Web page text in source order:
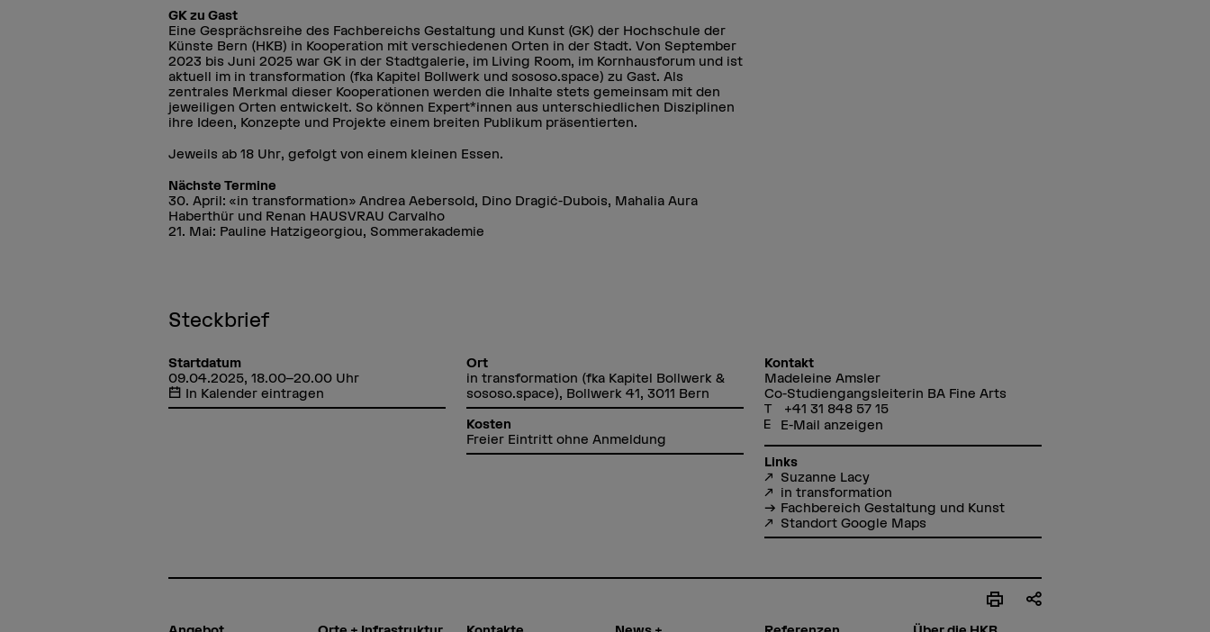
GK zu Gast
Eine Gesprächsreihe des Fachbereichs Gestaltung und Kunst (GK) der Hochschule der
Künste Bern (HKB) in Kooperation mit verschiedenen Orten in der Stadt. Von September
2023 bis Juni 2025 war GK in der Stadtgalerie, im Living Room, im Kornhausforum und ist
aktuell im in transformation (fka Kapitel Bollwerk und sososo.space) zu Gast. Als
zentrales Merkmal dieser Kooperationen werden die Inhalte stets gemeinsam mit den
jeweiligen Orten entwickelt. So können Expert*innen aus unterschiedlichen Disziplinen
ihre Ideen, Konzepte und Projekte einem breiten Publikum präsentierten.
Jeweils ab 18 Uhr, gefolgt von einem kleinen Essen.
Nächste Termine
30. April: «in transformation» Andrea Aebersold, Dino Dragić-Dubois, Mahalia Aura
Haberthür und Renan HAUSVRAU Carvalho
21. Mai: Pauline Hatzigeorgiou, Sommerakademie
Steckbrief
Startdatum
09.04.2025, 18.00–20.00 Uhr
In Kalender eintragen
Ort
in transformation (fka Kapitel Bollwerk &
sososo.space), Bollwerk 41, 3011 Bern
Kosten
Freier Eintritt ohne Anmeldung
Kontakt
Madeleine Amsler
Co-Studiengangsleiterin BA Fine Arts
+41 31 848 57 15
E-Mail anzeigen
Links
Suzanne Lacy
in transformation
Fachbereich Gestaltung und Kunst
Standort Google Maps